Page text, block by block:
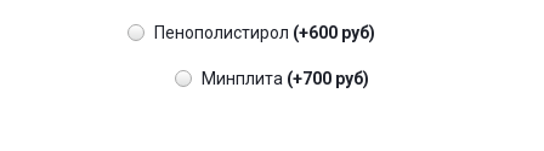
Пенополистирол (+600 руб)
Минплита (+700 руб)